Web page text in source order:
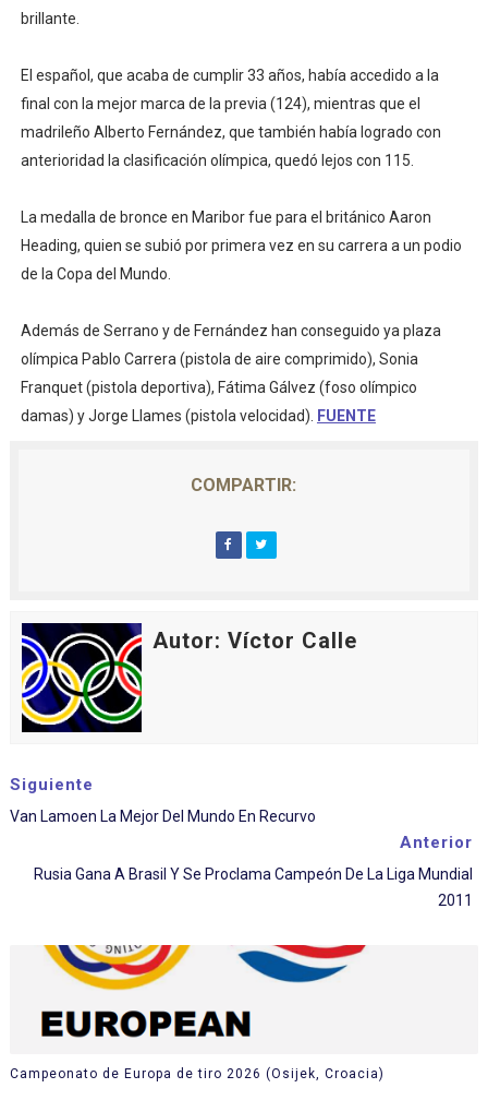
brillante.
El español, que acaba de cumplir 33 años, había accedido a la
final con la mejor marca de la previa (124), mientras que el
madrileño Alberto Fernández, que también había logrado con
anterioridad la clasificación olímpica, quedó lejos con 115.
La medalla de bronce en Maribor fue para el británico Aaron
Heading, quien se subió por primera vez en su carrera a un podio
de la Copa del Mundo.
Además de Serrano y de Fernández han conseguido ya plaza
olímpica Pablo Carrera (pistola de aire comprimido), Sonia
Franquet (pistola deportiva), Fátima Gálvez (foso olímpico
damas) y Jorge Llames (pistola velocidad).
FUENTE
COMPARTIR:
Autor: Víctor Calle
Siguiente
Van Lamoen La Mejor Del Mundo En Recurvo
Anterior
Rusia Gana A Brasil Y Se Proclama Campeón De La Liga Mundial
2011
Campeonato de Europa de tiro 2026 (Osijek, Croacia)